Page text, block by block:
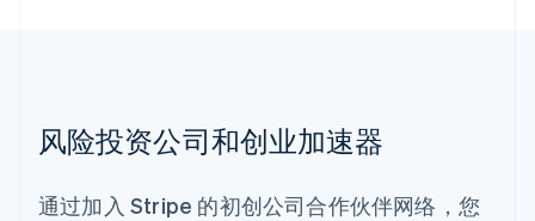
风险投资公司和创业加速器
通过加入 Stripe 的初创公司合作伙伴网络，您